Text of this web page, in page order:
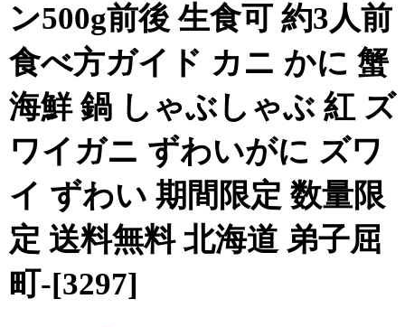
ン500g前後 生食可 約3人前
食べ方ガイド カニ かに 蟹
海鮮 鍋 しゃぶしゃぶ 紅 ズ
ワイガニ ずわいがに ズワ
イ ずわい 期間限定 数量限
定 送料無料 北海道 弟子屈
町-[3297]